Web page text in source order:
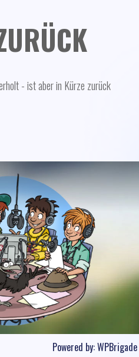
- ist aber in Kürze zurück
Powered by:WPBrigade